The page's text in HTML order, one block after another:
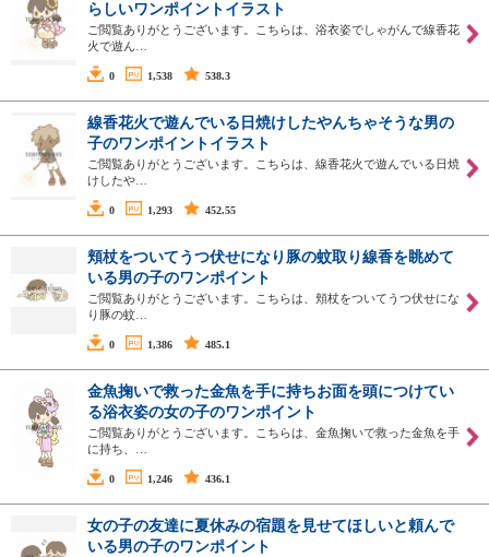
らしいワンポイントイラスト
ご閲覧ありがとうございます。こちらは、浴衣姿でしゃがんで線香花
火で遊ん…
0 1,538 538.3
線香花火で遊んでいる日焼けしたやんちゃそうな男の
子のワンポイントイラスト
ご閲覧ありがとうございます。こちらは、線香花火で遊んでいる日焼
けしたや…
0 1,293 452.55
頬杖をついてうつ伏せになり豚の蚊取り線香を眺めて
いる男の子のワンポイント
ご閲覧ありがとうございます。こちらは、頬杖をついてうつ伏せにな
り豚の蚊…
0 1,386 485.1
金魚掬いで救った金魚を手に持ちお面を頭につけてい
る浴衣姿の女の子のワンポイント
ご閲覧ありがとうございます。こちらは、金魚掬いで救った金魚を手
に持ち、…
0 1,246 436.1
女の子の友達に夏休みの宿題を見せてほしいと頼んで
いる男の子のワンポイント